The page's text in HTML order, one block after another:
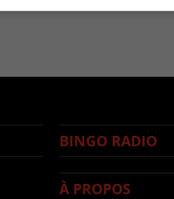
BINGO RADIO
À PROPOS